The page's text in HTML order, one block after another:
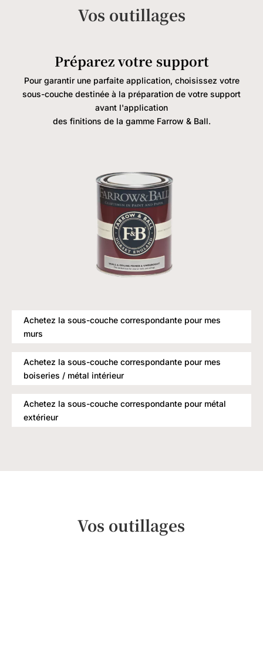
Vos outillages
Préparez votre support
Pour garantir une parfaite application, choisissez votre
sous-couche destinée à la préparation de votre support
avant l'application
des finitions de la gamme Farrow & Ball.
Achetez la sous-couche correspondante pour mes
murs
Achetez la sous-couche correspondante pour mes
boiseries / métal intérieur
Achetez la sous-couche correspondante pour métal
extérieur
Vos outillages